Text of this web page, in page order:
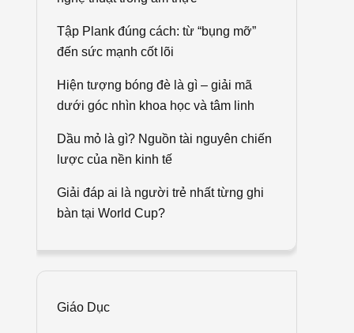
Tập Plank đúng cách: từ “bụng mỡ”
đến sức mạnh cốt lõi
Hiện tượng bóng đè là gì – giải mã
dưới góc nhìn khoa học và tâm linh
Dầu mỏ là gì? Nguồn tài nguyên chiến
lược của nền kinh tế
Giải đáp ai là người trẻ nhất từng ghi
bàn tại World Cup?
Giáo Dục